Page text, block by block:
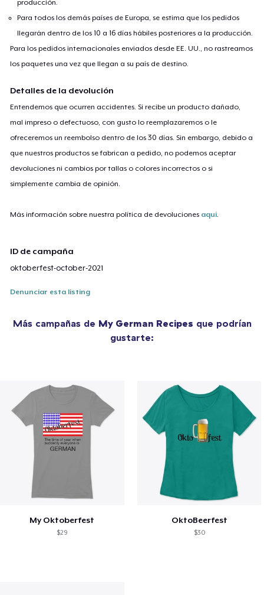
producción.
Para todos los demás países de Europa, se estima que los pedidos
llegarán dentro de los 10 a 16 días hábiles posteriores a la producción.
Para los pedidos internacionales enviados desde EE. UU., no rastreamos
los paquetes una vez que llegan a su país de destino.
Detalles de la devolución
Entendemos que ocurren accidentes. Si recibe un producto dañado,
mal impreso o defectuoso, con gusto lo reemplazaremos o le
ofreceremos un reembolso dentro de los 30 días. Sin embargo, debido a
que nuestros productos se fabrican a pedido, no podemos aceptar
devoluciones ni cambios por tallas o colores incorrectos o si
simplemente cambia de opinión.
Más información sobre nuestra política de devoluciones aquí
ID de campaña
oktoberfest-october-2021
Denunciar esta listing
Más campañas de My German Recipes que podrían
gustarte:
My Oktoberfest
$29
OktoBeerfest
$30